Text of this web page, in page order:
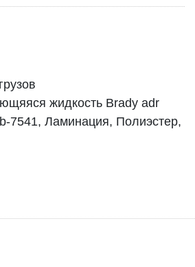
жидкость Brady adr
7541, Ламинация, Полиэстер,